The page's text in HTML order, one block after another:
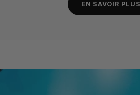
EN SAVOIR PLUS